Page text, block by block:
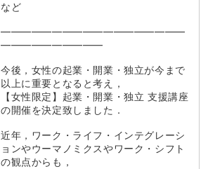
など
━━━━━━━━━━━━━━━━━━
━━━━━━━━━━
今後，女性の起業・開業・独立が今まで
以上に重要となると考え，
【女性限定】起業・開業・独立 支援講座
の開催を決定致しました．
近年，ワーク・ライフ・インテグレーシ
ョンやウーマノミクスやワーク・シフト
の観点からも，